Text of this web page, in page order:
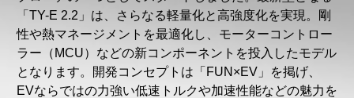
「TY-E 2.2」は、さらなる軽量化と高強度化を実現。剛
性や熱マネージメントを最適化し、モーターコントロー
ラー（MCU）などの新コンポーネントを投入したモデル
となります。開発コンセプトは「FUN×EV」を掲げ、
EVならではの力強い低速トルクや加速性能などの魅力を